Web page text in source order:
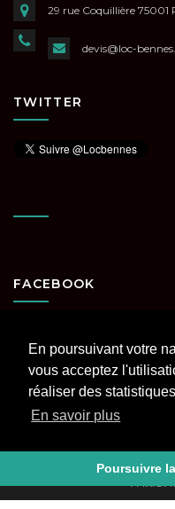
En poursuivant votre
vous acceptez
réaliser des
En savoir plus
Poursuivre
29 rue Coquillière 75001
devis@loc-
TWITTER
FACEBOOK
Loc Bennes Paris
location de benne. RCS
PARIS.